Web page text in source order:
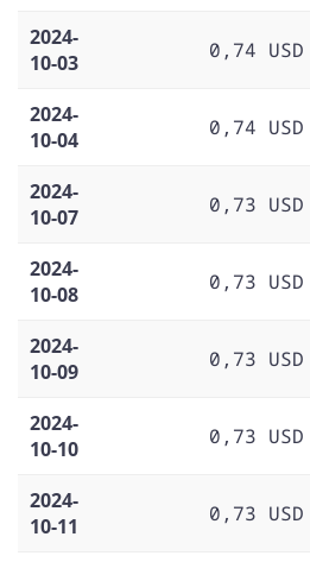
2024-
10-03
0,74 USD
2024-
10-04
0,74 USD
2024-
10-07
0,73 USD
2024-
10-08
0,73 USD
2024-
10-09
0,73 USD
2024-
10-10
0,73 USD
2024-
10-11
0,73 USD